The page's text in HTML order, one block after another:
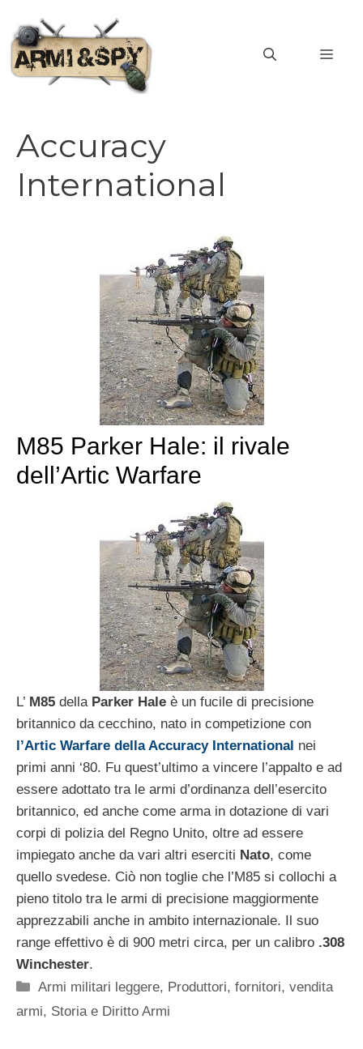
contenuto
Accuracy
International
M85 Parker Hale: il rivale
dell’Artic Warfare
L’ M85 della Parker Hale è un fucile di precisione
britannico da cecchino, nato in competizione con
l’Artic Warfare della Accuracy International nei
primi anni ‘80. Fu quest’ultimo a vincere l’appalto e ad
essere adottato tra le armi d’ordinanza dell’esercito
britannico, ed anche come arma in dotazione di vari
corpi di polizia del Regno Unito, oltre ad essere
impiegato anche da vari altri eserciti Nato, come
quello svedese. Ciò non toglie che l’M85 si collochi a
pieno titolo tra le armi di precisione maggiormente
apprezzabili anche in ambito internazionale. Il suo
range effettivo è di 900 metri circa, per un calibro .308
Winchester.
Categorie
Armi militari leggere, Produttori, fornitori, vendita
armi, Storia e Diritto Armi